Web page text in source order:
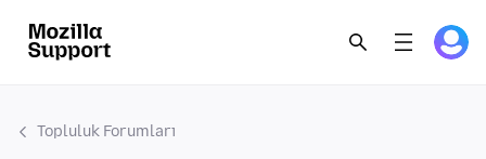
Topluluk Forumları